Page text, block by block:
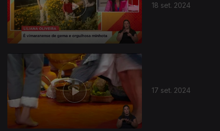
18 set. 2024
17 set. 2024